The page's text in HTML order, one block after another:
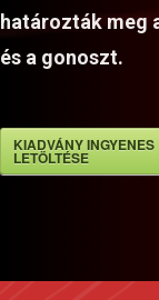
határozták meg
és a gonoszt.
KIADVÁNY INGYENES
LETÖLTÉSE